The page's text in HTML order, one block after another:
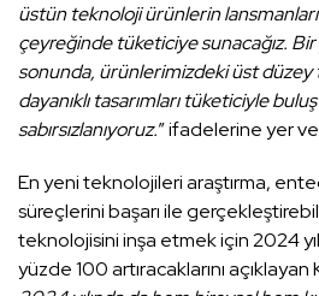
üstün teknoloji ürünlerin
çeyreğinde tüketiciye sunacağız. Bir
sonunda, ürünlerimizdeki üst düzey
dayanıklı tasarımları tüketiciyle
sabırsızlanıyoruz.” ifadelerine yer
En yeni teknolojileri araştırma,
süreçlerini başarı ile
teknolojisini inşa etmek için 2024
yüzde 100 artıracaklarını açıklayan